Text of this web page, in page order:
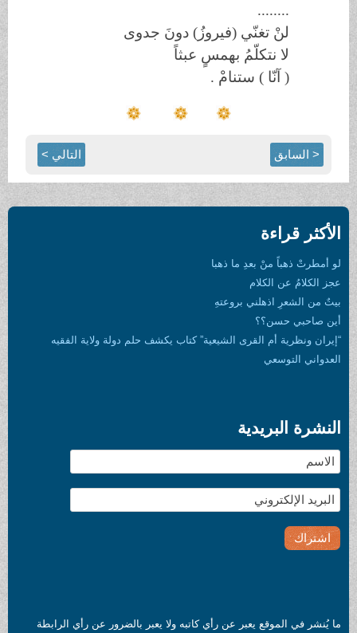
........
لنْ تغنّي (فيروزُ) دونَ جدوى
لا نتكلّمُ بهمسٍ عبثاً
( آنّا ) ستنامْ .
< السابق التالي >
الأكثر قراءة
لو أمطرتْ ذهباً منْ بعدِ ما ذهبا
عجز الكلامُ عن الكلام
بيتٌ من الشعرِ اذهلني بروعتهِ
أين صاحبي حسن؟؟
“إيران ونظرية أم القرى الشيعية” كتاب يكشف حلم دولة ولاية الفقيه
العدواني التوسعي
النشرة البريدية
ما يُنشر في الموقع يعبر عن رأي كاتبه ولا يعبر بالضرور عن رأي الرابطة